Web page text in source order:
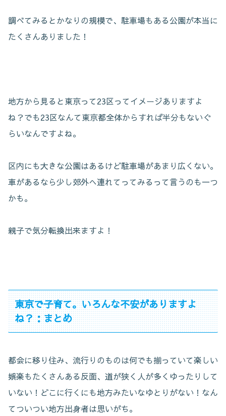
調べてみるとかなりの規模で、駐車場もある公園が本当に
たくさんありました！
地方から見ると東京って23区ってイメージありますよ
ね？でも23区なんて東京都全体からすれば半分もないぐ
らいなんですよね。
区内にも大きな公園はあるけど駐車場があまり広くない。
車があるなら少し郊外へ連れてってみるって言うのも一つ
かも。
親子で気分転換出来ますよ！
東京で子育て。いろんな不安がありますよ
ね？：まとめ
都会に移り住み、流行りのものは何でも揃っていて楽しい
娯楽もたくさんある反面、道が狭く人が多くゆったりして
いない！どこに行くにも地方みたいなゆとりがない！なん
てついつい地方出身者は思いがち。